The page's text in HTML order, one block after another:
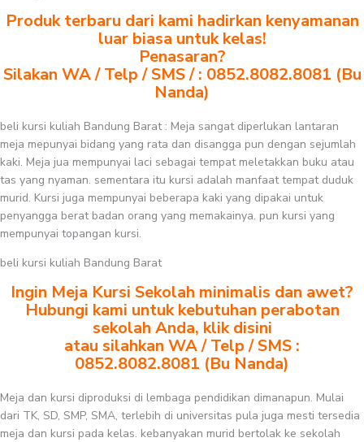
Produk terbaru dari kami hadirkan kenyamanan
luar biasa untuk kelas!
Penasaran?
Silakan WA / Telp / SMS / : 0852.8082.8081 (Bu
Nanda)
beli kursi kuliah Bandung Barat : Meja sangat diperlukan lantaran
meja mepunyai bidang yang rata dan disangga pun dengan sejumlah
kaki. Meja jua mempunyai laci sebagai tempat meletakkan buku atau
tas yang nyaman. sementara itu kursi adalah manfaat tempat duduk
murid. Kursi juga mempunyai beberapa kaki yang dipakai untuk
penyangga berat badan orang yang memakainya. pun kursi yang
mempunyai topangan kursi.
beli kursi kuliah Bandung Barat
Ingin Meja Kursi Sekolah minimalis dan awet?
Hubungi kami untuk kebutuhan perabotan
sekolah Anda, klik disini
atau silahkan WA / Telp / SMS :
0852.8082.8081 (Bu Nanda)
Meja dan kursi diproduksi di lembaga pendidikan dimanapun. Mulai
dari TK, SD, SMP, SMA, terlebih di universitas pula juga mesti tersedia
meja dan kursi pada kelas. kebanyakan murid bertolak ke sekolah